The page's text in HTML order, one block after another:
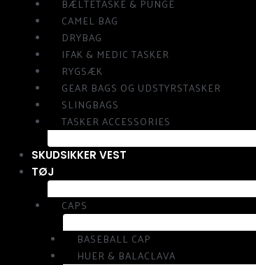
BÆLTETASKE & PUNGE
CAMEL BAG
DRYBAG
IFAK & MEDIC TASKER
RYGSÆK
GEAR BAGS OG UDSTYRSTASKER
SLINGBAGS
TASKER ACCESSORIES
SKUDSIKKER VEST
TØJ
CAPS
BASEBALL CAP
HUER & BALACLAVA